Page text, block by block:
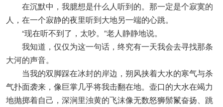
在沉默中，我臆想是什么人听到的。那一定是个寂寞的
人，在一个寂静的夜里听到大地另一端的心跳。
“现在听不到了，太吵。”老人静静地说。
我知道，仅仅为这一句话，终究有一天我会去寻找那条
大河的声音。
当我的双脚踩在冰封的岸边，朔风挟着大水的寒气与杀
气扑面袭来，像巨掌几乎将我击翻在地。壶口的大水在竭力
地抛掷着自己，深涧里浊黄的飞沫像无数怒狮鬃鬣奋扬、跳